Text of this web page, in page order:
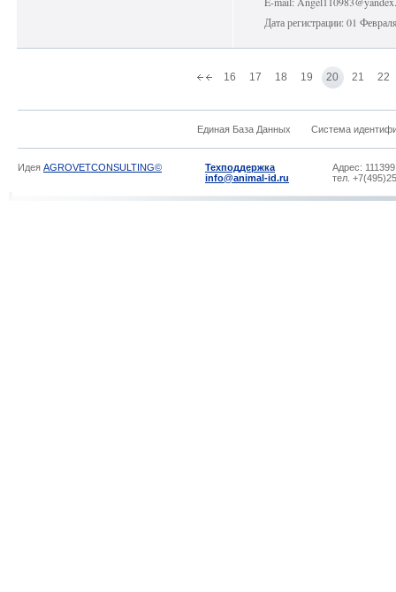
Дата регистрации: 01
16 17 18 19 20 21 22
Единая База Данных Система
Идея AGROVETCONSULTING©
Техподдержка
info@animal-id.ru
Адрес:
тел.